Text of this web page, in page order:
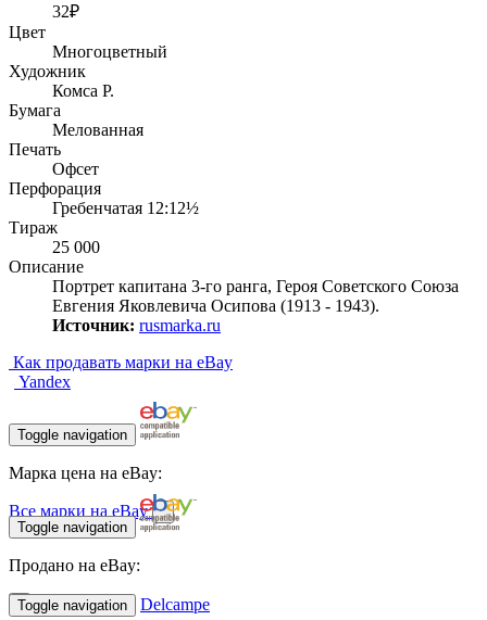
32₽
Цвет
Многоцветный
Художник
Комса Р.
Бумага
Мелованная
Печать
Офсет
Перфорация
Гребенчатая 12:12½
Тираж
25 000
Описание
Портрет капитана 3-го ранга, Героя Советского Союза
Евгения Яковлевича Осипова (1913 - 1943).
Источник: rusmarka.ru
Как продавать марки на eBay
Yandex
Toggle navigation
Марка цена на eBay:
Все марки на eBay
Toggle navigation
Продано на eBay:
Toggle navigation Delcampe